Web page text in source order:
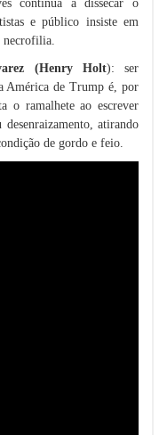
continua a dissecar o
e público insiste em
necrofilia.
(Henry Holt): ser
América de Trump é, por
o ramalhete ao escrever
atirando
de gordo e feio.